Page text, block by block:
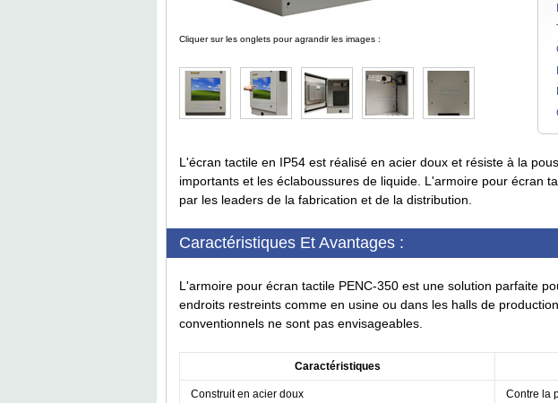
Cliquer sur les onglets pour agrandir les images :
L'écran tactile en IP54 est réalisé en acier doux et résiste à la
importants et les éclaboussures de liquide. L'armoire pour écran
par les leaders de la fabrication et de la distribution.
Caractéristiques Et Avantages :
L'armoire pour écran tactile PENC-350 est une solution parfaite
endroits restreints comme en usine ou dans les halls de
conventionnels ne sont pas envisageables.
Caractéristiques
Construit en acier doux
Contre la